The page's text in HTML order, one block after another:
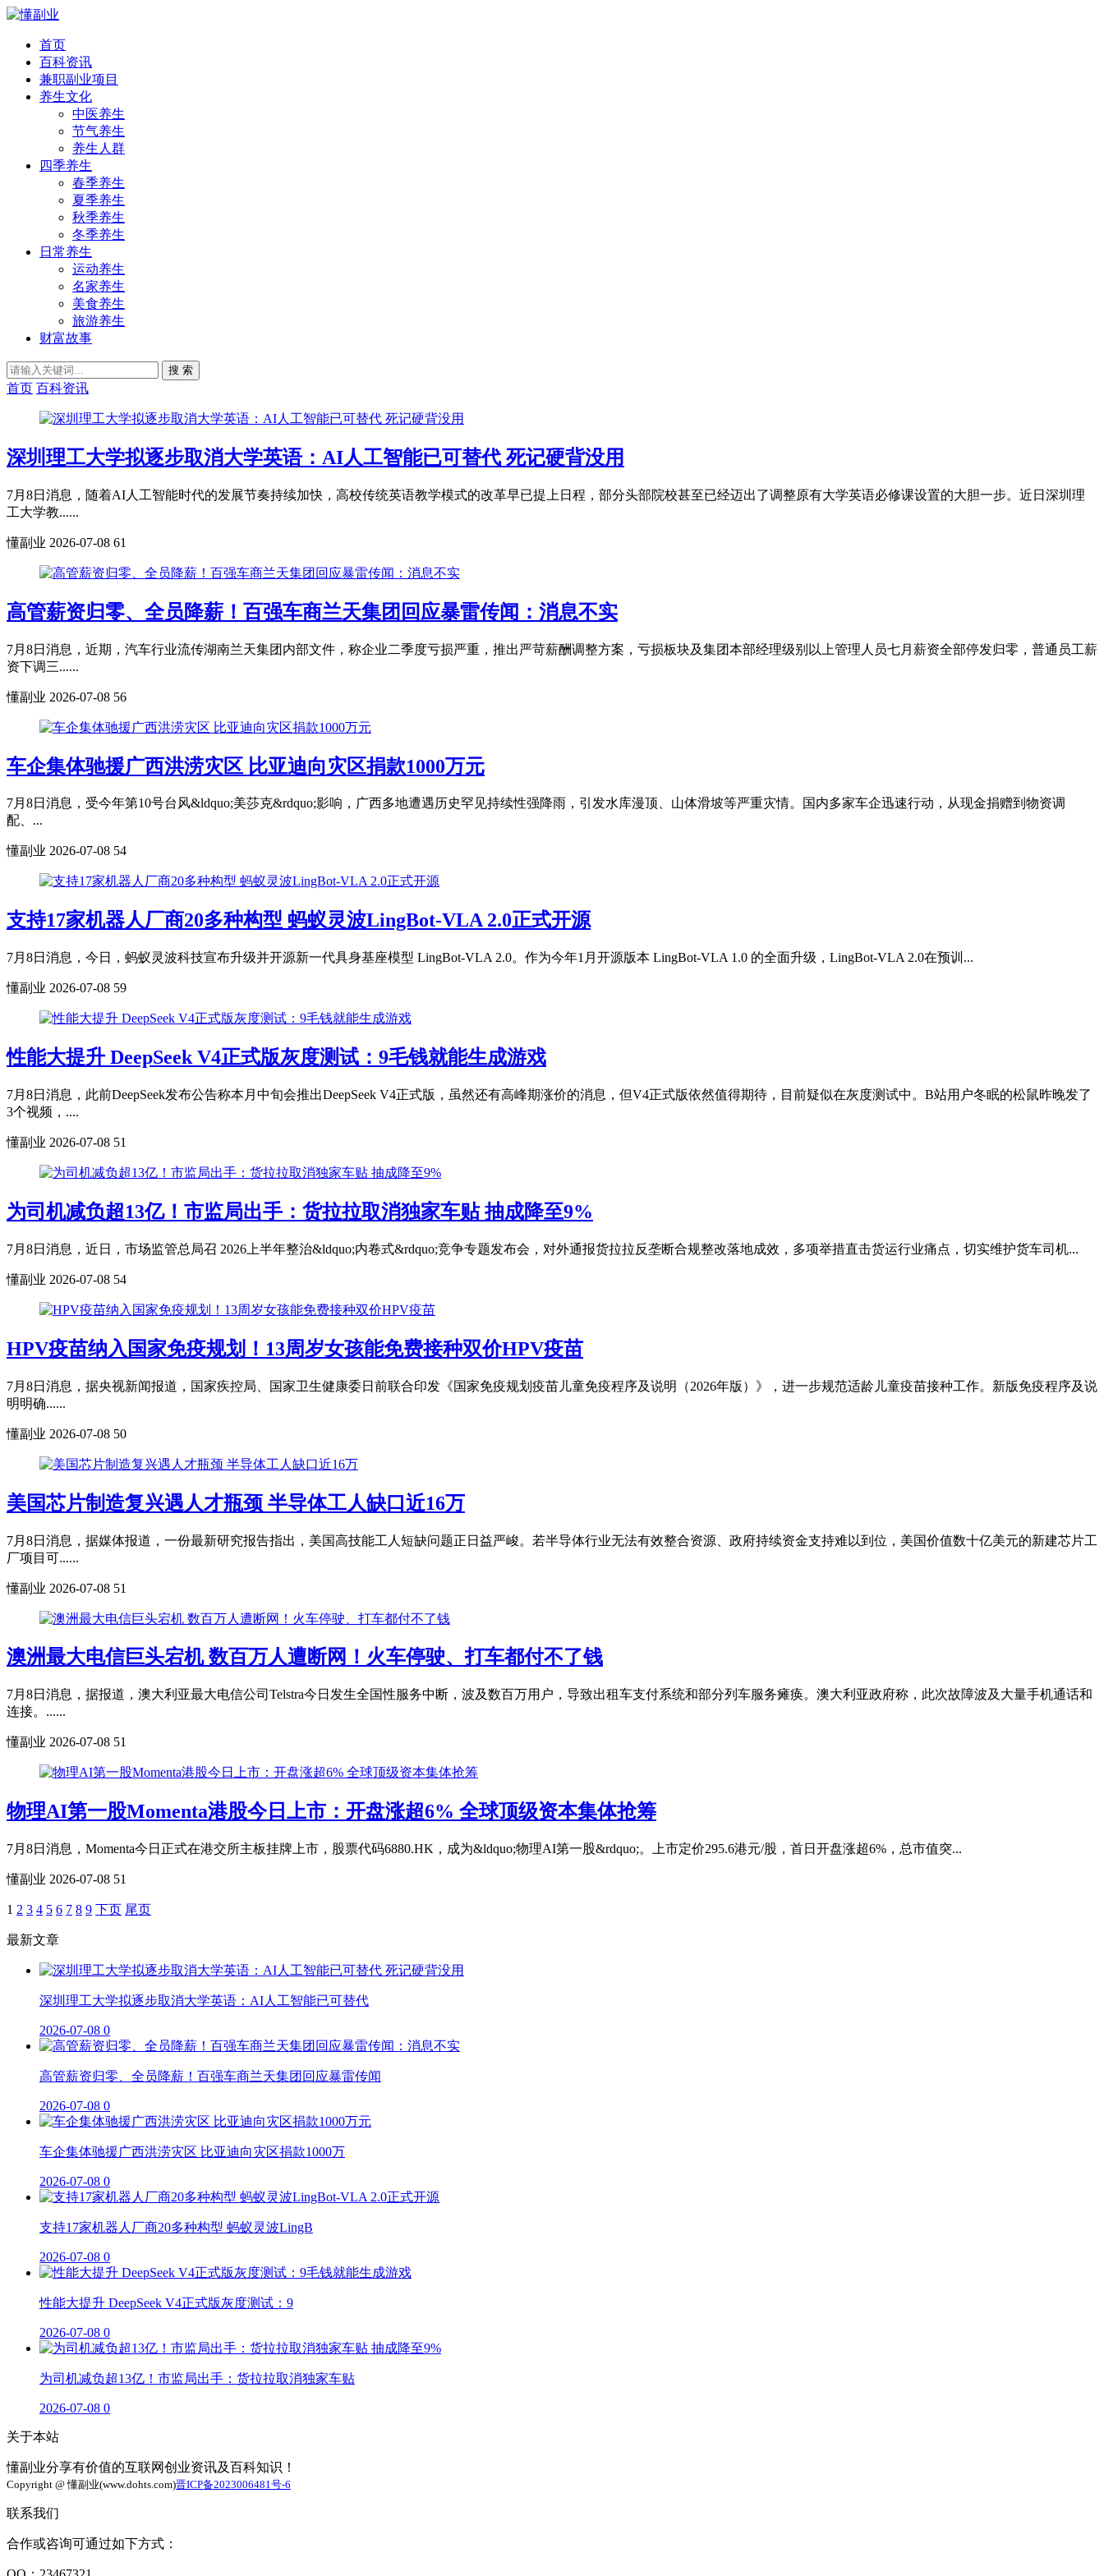
首页
百科资讯
兼职副业项目
养生文化
中医养生
节气养生
养生人群
四季养生
春季养生
夏季养生
秋季养生
冬季养生
日常养生
运动养生
名家养生
美食养生
旅游养生
财富故事
搜 索
首页 百科资讯
深圳理工大学拟逐步取消大学英语：AI人工智能已可替代 死记硬背没用
7月8日消息，随着AI人工智能时代的发展节奏持续加快，高校传统英语教学模式的改革早已提上日程，部分头部院校甚至已经迈出了调整原有大学英语必修课设置的大胆一步。近日深圳理
工大学教......
懂副业 2026-07-08 61
高管薪资归零、全员降薪！百强车商兰天集团回应暴雷传闻：消息不实
7月8日消息，近期，汽车行业流传湖南兰天集团内部文件，称企业二季度亏损严重，推出严苛薪酬调整方案，亏损板块及集团本部经理级别以上管理人员七月薪资全部停发归零，普通员工薪
资下调三......
懂副业 2026-07-08 56
车企集体驰援广西洪涝灾区 比亚迪向灾区捐款1000万元
7月8日消息，受今年第10号台风&ldquo;美莎克&rdquo;影响，广西多地遭遇历史罕见持续性强降雨，引发水库漫顶、山体滑坡等严重灾情。国内多家车企迅速行动，从现金捐赠到物资调
配、...
懂副业 2026-07-08 54
支持17家机器人厂商20多种构型 蚂蚁灵波LingBot-VLA 2.0正式开源
7月8日消息，今日，蚂蚁灵波科技宣布升级并开源新一代具身基座模型 LingBot-VLA 2.0。作为今年1月开源版本 LingBot-VLA 1.0 的全面升级，LingBot-VLA 2.0在预训...
懂副业 2026-07-08 59
性能大提升 DeepSeek V4正式版灰度测试：9毛钱就能生成游戏
7月8日消息，此前DeepSeek发布公告称本月中旬会推出DeepSeek V4正式版，虽然还有高峰期涨价的消息，但V4正式版依然值得期待，目前疑似在灰度测试中。B站用户冬眠的松鼠昨晚发了
3个视频，....
懂副业 2026-07-08 51
为司机减负超13亿！市监局出手：货拉拉取消独家车贴 抽成降至9%
7月8日消息，近日，市场监管总局召 2026上半年整治&ldquo;内卷式&rdquo;竞争专题发布会，对外通报货拉拉反垄断合规整改落地成效，多项举措直击货运行业痛点，切实维护货车司机...
懂副业 2026-07-08 54
HPV疫苗纳入国家免疫规划！13周岁女孩能免费接种双价HPV疫苗
7月8日消息，据央视新闻报道，国家疾控局、国家卫生健康委日前联合印发《国家免疫规划疫苗儿童免疫程序及说明（2026年版）》，进一步规范适龄儿童疫苗接种工作。新版免疫程序及说
明明确......
懂副业 2026-07-08 50
美国芯片制造复兴遇人才瓶颈 半导体工人缺口近16万
7月8日消息，据媒体报道，一份最新研究报告指出，美国高技能工人短缺问题正日益严峻。若半导体行业无法有效整合资源、政府持续资金支持难以到位，美国价值数十亿美元的新建芯片工
厂项目可......
懂副业 2026-07-08 51
澳洲最大电信巨头宕机 数百万人遭断网！火车停驶、打车都付不了钱
7月8日消息，据报道，澳大利亚最大电信公司Telstra今日发生全国性服务中断，波及数百万用户，导致出租车支付系统和部分列车服务瘫痪。澳大利亚政府称，此次故障波及大量手机通话和
连接。......
懂副业 2026-07-08 51
物理AI第一股Momenta港股今日上市：开盘涨超6% 全球顶级资本集体抢筹
7月8日消息，Momenta今日正式在港交所主板挂牌上市，股票代码6880.HK，成为&ldquo;物理AI第一股&rdquo;。上市定价295.6港元/股，首日开盘涨超6%，总市值突...
懂副业 2026-07-08 51
1 2 3 4 5 6 7 8 9 下页 尾页
最新文章
深圳理工大学拟逐步取消大学英语：AI人工智能已可替代
2026-07-08 0
高管薪资归零、全员降薪！百强车商兰天集团回应暴雷传闻
2026-07-08 0
车企集体驰援广西洪涝灾区 比亚迪向灾区捐款1000万
2026-07-08 0
支持17家机器人厂商20多种构型 蚂蚁灵波LingB
2026-07-08 0
性能大提升 DeepSeek V4正式版灰度测试：9
2026-07-08 0
为司机减负超13亿！市监局出手：货拉拉取消独家车贴
2026-07-08 0
关于本站
懂副业分享有价值的互联网创业资讯及百科知识！
Copyright @ 懂副业(www.dohts.com)晋ICP备2023006481号-6
联系我们
合作或咨询可通过如下方式：